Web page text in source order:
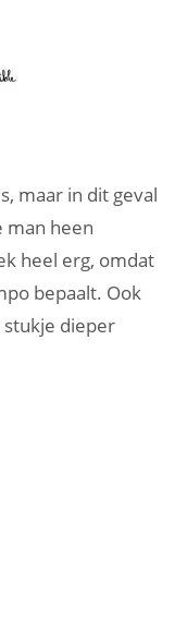
maar in dit geval
man heen
heel erg, omdat
bepaalt. Ook
stukje dieper